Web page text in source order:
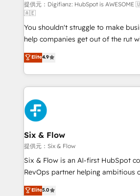
can support public sector
other ones listed in our profile. Our services: -
HubSpot implementation - HubSpot CMS website
build We can do lots of things. But everything we do
is there for you to: - Grow revenue, and run your
business more efficiently - Build stronger
relationships with customers - Make better
decisions with data - Find a new voice and reach
more people - Get the most out of your HubSpot
investment
提供元：Digifianz: HubSpot is
🇦🇪
You shouldn't struggle to make
help companies get out of the rut
process-oriented teams
Marketing, Sales, Service, CMS and
so selling and actually engaging
feels easy and pain-free. We are a top ranked
HubSpot Elite Partner, winner of
and Customer First Awards, 4.9/5
Reviews and 4.9/5 rating in Clutch
helps the following industries: logistics &
improvement & construction,
commercialization, real estate,
SaaS, Software Dev & IT and
the United States, EU, UAE, Mexico
Elite4.9
Six & Flow
提供元：Six & Flow
Six & Flow is an AI-first HubSpot
RevOps partner helping ambitious
grow with clarity, confidence, and
Elite5.0